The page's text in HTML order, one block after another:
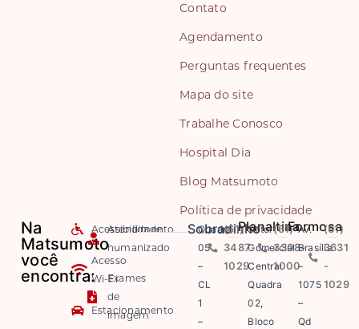
Contato
Agendamento
Perguntas frequentes
Mapa do site
Trabalhe Conosco
Hospital Dia
Blog Matsumoto
Política de privacidade
Na
Matsumoto
você
encontra:
Acessibilidade
Acesso
Wi-Fi
Estacionamento
Atendimento
humanizado
Exames
de
imagem
Sobradinho
Quadra
05
–
CL
1
–
(61)
3487-
1029
Planaltina
Setor
Comercial
Central
Quadra
02,
Bloco
(61)
3308-
1000
Formosa
Av.
Brasília
–
1075
–
Qd
(61)
3631
-
1029